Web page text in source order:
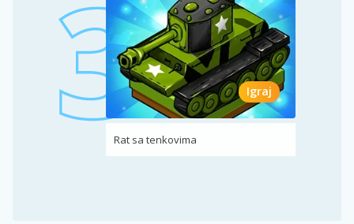
Igraj
Rat sa tenkovima